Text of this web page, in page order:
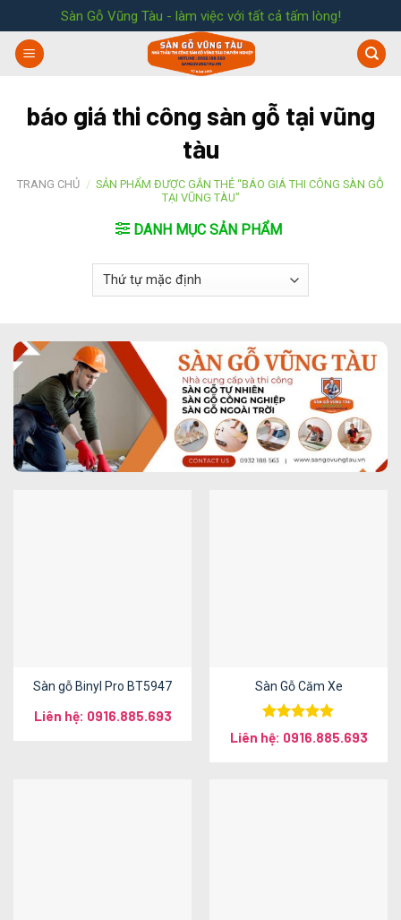
to
content
Sàn Gỗ Vũng Tàu - làm việc với tất cả tấm lòng!
báo giá thi công sàn gỗ tại vũng
tàu
TRANG CHỦ / SẢN PHẨM ĐƯỢC GẮN THẺ “BÁO GIÁ THI CÔNG SÀN GỖ
TẠI VŨNG TÀU”
DANH MỤC SẢN PHẨM
Sàn gỗ Binyl Pro BT5947
Liên hệ: 0916.885.693
Sàn Gỗ Căm Xe
Được xếp
hạng5.00
Liên hệ: 0916.885.693